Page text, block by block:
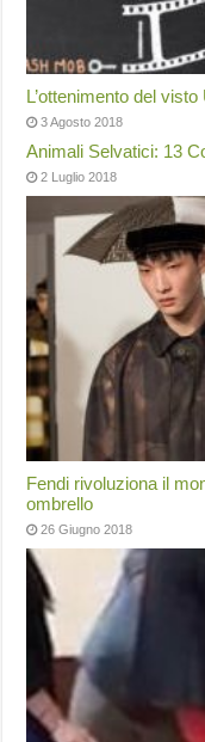
L’ottenimento del
3 Agosto 2018
Animali Selvatici: 13
2 Luglio 2018
Fendi rivoluziona il
ombrello
26 Giugno 2018